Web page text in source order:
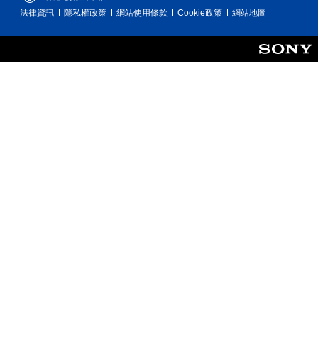
法律資訊
隱私權政策 網站使用條款 Cookie政策 網站地圖